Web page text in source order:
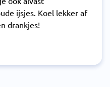
ijsjes. Koel lekker af
drankjes!